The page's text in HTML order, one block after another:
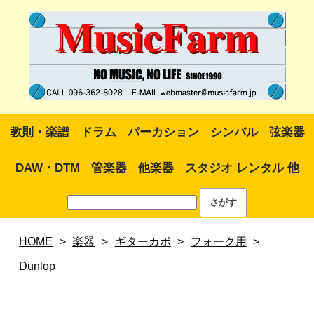
教則・楽譜 ドラム パーカション シンバル 弦楽器
DAW・DTM 管楽器 他楽器 スタジオ レンタル 他
HOME > 楽器 > ギターカポ > フォーク用 >
Dunlop